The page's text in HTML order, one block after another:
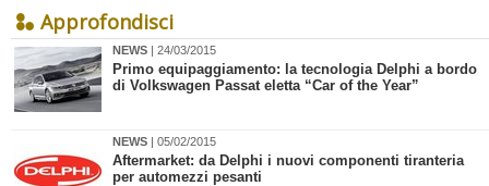
Approfondisci
NEWS | 24/03/2015
Primo equipaggiamento: la tecnologia Delphi a bordo
di Volkswagen Passat eletta “Car of the Year”
NEWS | 05/02/2015
Aftermarket: da Delphi i nuovi componenti tiranteria
per automezzi pesanti